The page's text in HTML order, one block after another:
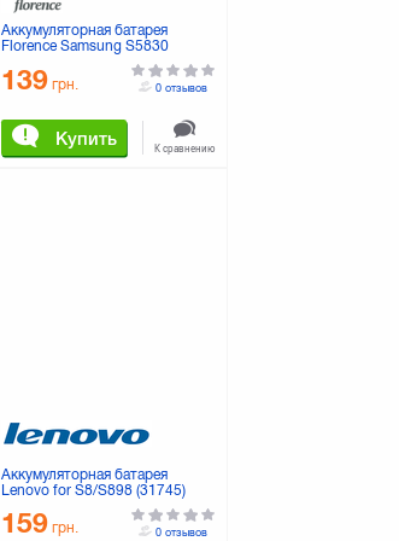
Аккумуляторная батарея
Florence Samsung S5830
1350mA (EB494358VU)
139 грн.
Купить
0 отзывов
К сравнению
Аккумуляторная батарея
Lenovo for S8/S898 (31745)
159 грн. 0 отзывов